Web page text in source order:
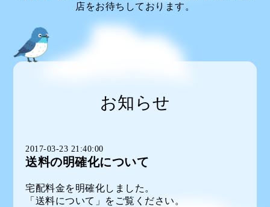
店をお待ちしております。
お知らせ
2017-03-23 21:40:00
送料の明確化について
宅配料金を明確化しました。
「送料について」をご覧ください。